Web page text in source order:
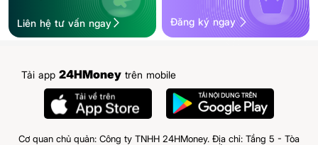
Liên hệ tư vấn ngay Đăng ký ngay
Tải app 24HMoney trên mobile
Cơ quan chủ quản: Công ty TNHH 24HMoney. Địa chỉ: Tầng 5 - Tòa